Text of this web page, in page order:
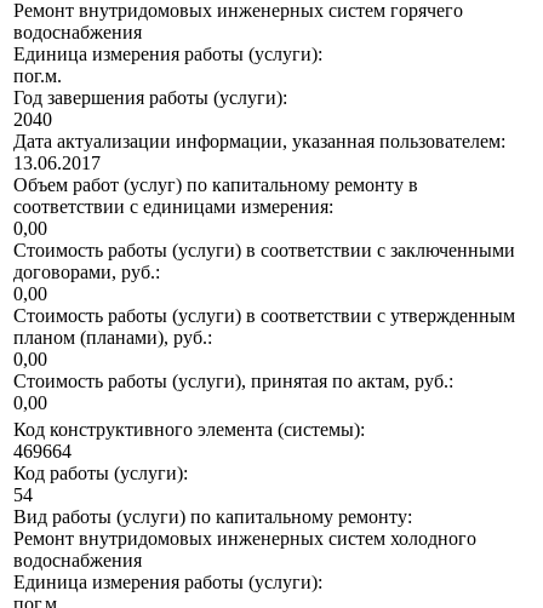
Ремонт внутридомовых инженерных систем горячего
водоснабжения
Единица измерения работы (услуги):
пог.м.
Год завершения работы (услуги):
2040
Дата актуализации информации, указанная пользователем:
13.06.2017
Объем работ (услуг) по капитальному ремонту в
соответствии с единицами измерения:
0,00
Стоимость работы (услуги) в соответствии с заключенными
договорами, руб.:
0,00
Стоимость работы (услуги) в соответствии с утвержденным
планом (планами), руб.:
0,00
Стоимость работы (услуги), принятая по актам, руб.:
0,00
Код конструктивного элемента (системы):
469664
Код работы (услуги):
54
Вид работы (услуги) по капитальному ремонту:
Ремонт внутридомовых инженерных систем холодного
водоснабжения
Единица измерения работы (услуги):